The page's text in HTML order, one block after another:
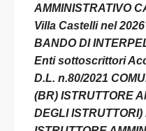
AMMINISTRATIVO
Villa Castelli nel 2026
BANDO DI
Enti sottoscrittori
D.L. n.80/2021
(BR) ISTRUTTORE
DEGLI ISTRUTTORI)